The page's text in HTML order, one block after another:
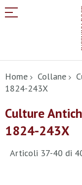
al
contenuto
Home Collane
1824-243X
Culture
1824-243X
Articoli 37-40 di